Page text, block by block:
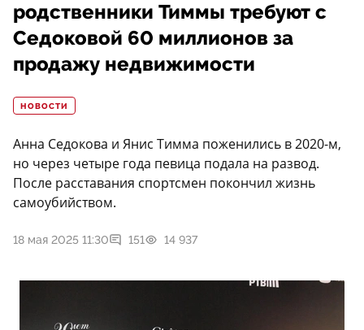
родственники Тиммы требуют с
Седоковой 60 миллионов за
продажу недвижимости
НОВОСТИ
Анна Седокова и Янис Тимма поженились в 2020-м,
но через четыре года певица подала на развод.
После расставания спортсмен покончил жизнь
самоубийством.
18 мая 2025 11:30 151 14 937